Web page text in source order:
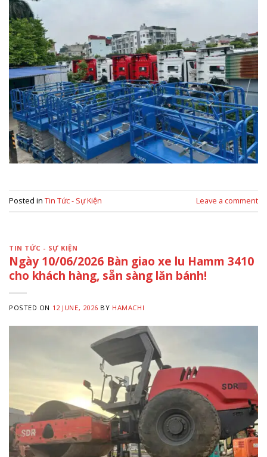
Posted in Tin Tức - Sự Kiện Leave a comment
TIN TỨC - SỰ KIỆN
Ngày 10/06/2026 Bàn giao xe lu Hamm 3410
cho khách hàng, sẵn sàng lăn bánh!
POSTED ON 12 JUNE, 2026 BY HAMACHI